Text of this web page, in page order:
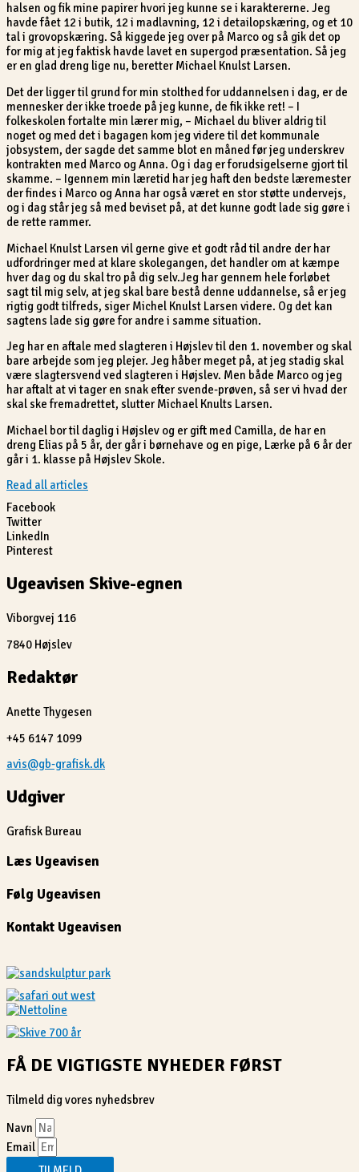
halsen og fik mine papirer hvori jeg kunne se i karaktererne. Jeg
havde fået 12 i butik, 12 i madlavning, 12 i detailopskæring, og et 10
tal i grovopskæring. Så kiggede jeg over på Marco og så gik det op
for mig at jeg faktisk havde lavet en supergod præsentation. Så jeg
er en glad dreng lige nu, beretter Michael Knulst Larsen.
Det der ligger til grund for min stolthed for uddannelsen i dag, er de
mennesker der ikke troede på jeg kunne, de fik ikke ret! – I
folkeskolen fortalte min lærer mig, – Michael du bliver aldrig til
noget og med det i bagagen kom jeg videre til det kommunale
jobsystem, der sagde det samme blot en måned før jeg underskrev
kontrakten med Marco og Anna. Og i dag er forudsigelserne gjort til
skamme. – Igennem min læretid har jeg haft den bedste læremester
der findes i Marco og Anna har også været en stor støtte undervejs,
og i dag står jeg så med beviset på, at det kunne godt lade sig gøre i
de rette rammer.
Michael Knulst Larsen vil gerne give et godt råd til andre der har
udfordringer med at klare skolegangen, det handler om at kæmpe
hver dag og du skal tro på dig selv.Jeg har gennem hele forløbet
sagt til mig selv, at jeg skal bare bestå denne uddannelse, så er jeg
rigtig godt tilfreds, siger Michel Knulst Larsen videre. Og det kan
sagtens lade sig gøre for andre i samme situation.
Jeg har en aftale med slagteren i Højslev til den 1. november og skal
bare arbejde som jeg plejer. Jeg håber meget på, at jeg stadig skal
være slagtersvend ved slagteren i Højslev. Men både Marco og jeg
har aftalt at vi tager en snak efter svende-prøven, så ser vi hvad der
skal ske fremadrettet, slutter Michael Knults Larsen.
Michael bor til daglig i Højslev og er gift med Camilla, de har en
dreng Elias på 5 år, der går i børnehave og en pige, Lærke på 6 år der
går i 1. klasse på Højslev Skole.
Read all articles
Facebook
Twitter
LinkedIn
Pinterest
Ugeavisen Skive-egnen
Viborgvej 116
7840 Højslev
Redaktør
Anette Thygesen
+45 6147 1099
avis@gb-grafisk.dk
Udgiver
Grafisk Bureau
Læs Ugeavisen
Følg Ugeavisen
Kontakt Ugeavisen
FÅ DE VIGTIGSTE NYHEDER FØRST
Tilmeld dig vores nyhedsbrev
Navn
Email